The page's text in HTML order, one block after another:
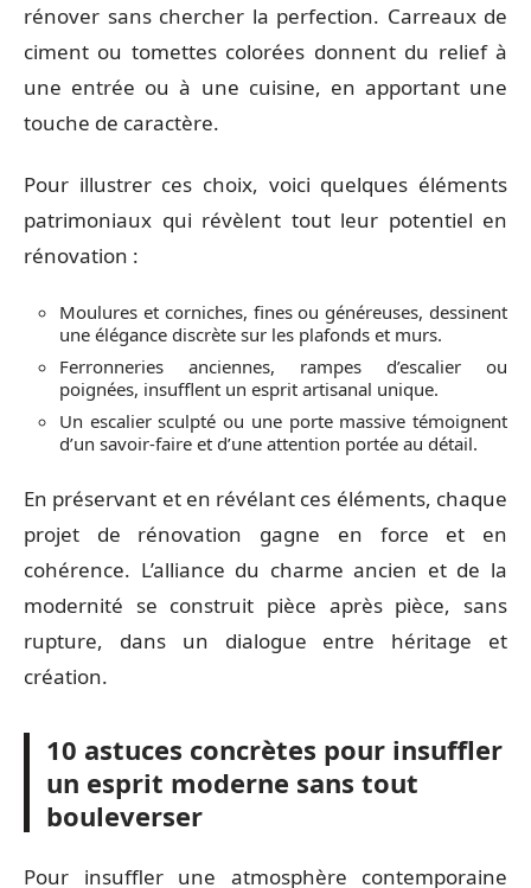
rénover sans chercher la perfection. Carreaux de
ciment ou tomettes colorées donnent du relief à
une entrée ou à une cuisine, en apportant une
touche de caractère.
Pour illustrer ces choix, voici quelques éléments
patrimoniaux qui révèlent tout leur potentiel en
rénovation :
Moulures et corniches, fines ou généreuses, dessinent
une élégance discrète sur les plafonds et murs.
Ferronneries anciennes, rampes d’escalier ou
poignées, insufflent un esprit artisanal unique.
Un escalier sculpté ou une porte massive témoignent
d’un savoir-faire et d’une attention portée au détail.
En préservant et en révélant ces éléments, chaque
projet de rénovation gagne en force et en
cohérence. L’alliance du charme ancien et de la
modernité se construit pièce après pièce, sans
rupture, dans un dialogue entre héritage et
création.
10 astuces concrètes pour insuffler
un esprit moderne sans tout
bouleverser
Pour insuffler une atmosphère contemporaine